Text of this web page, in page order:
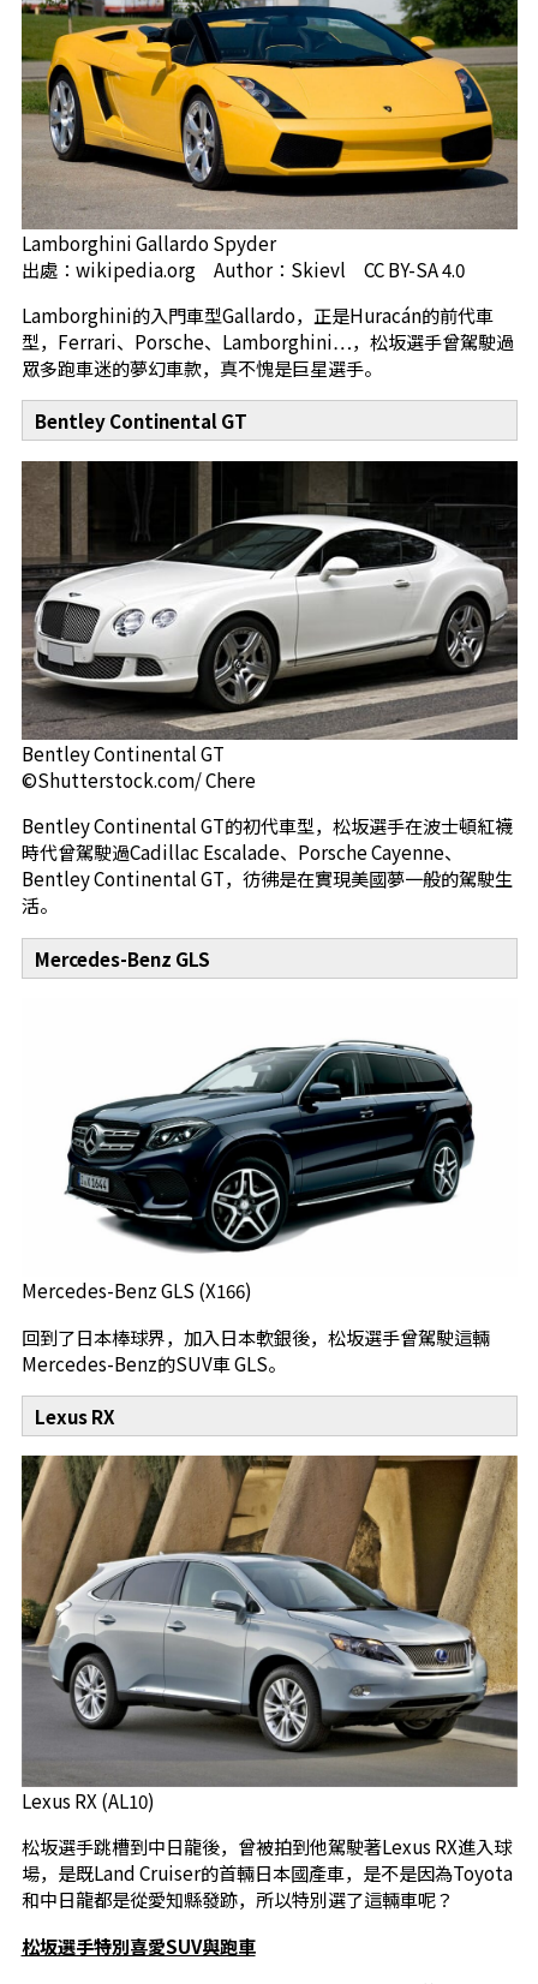
Lamborghini Gallardo Spyder
出處：wikipedia.org Author：Skievl CC BY-SA 4.0
Lamborghini的入門車型Gallardo，正是Huracán的前代車
型，Ferrari、Porsche、Lamborghini…，松坂選手曾駕駛過
眾多跑車迷的夢幻車款，真不愧是巨星選手。
Bentley Continental GT
Bentley Continental GT
©Shutterstock.com/ Chere
Bentley Continental GT的初代車型，松坂選手在波士頓紅襪
時代曾駕駛過Cadillac Escalade、Porsche Cayenne、
Bentley Continental GT，彷彿是在實現美國夢一般的駕駛生
活。
Mercedes-Benz GLS
Mercedes-Benz GLS (X166)
回到了日本棒球界，加入日本軟銀後，松坂選手曾駕駛這輛
Mercedes-Benz的SUV車 GLS。
Lexus RX
Lexus RX (AL10)
松坂選手跳槽到中日龍後，曾被拍到他駕駛著Lexus RX進入球
場，是既Land Cruiser的首輛日本國產車，是不是因為Toyota
和中日龍都是從愛知縣發跡，所以特別選了這輛車呢？
松坂選手特別喜愛SUV與跑車